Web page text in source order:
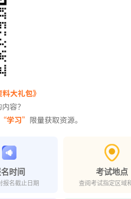
时间
报名截止日期
考试地点
查阅考试指定区域